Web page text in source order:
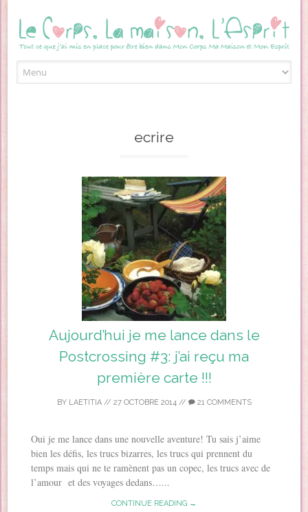
ecrire
Aujourd’hui je me lance dans le
Postcrossing #3: j’ai reçu ma
première carte !!!
BY LAETITIA// 27 OCTOBRE 2014 // 21 COMMENTS
Oui je me lance dans une nouvelle aventure! Tu sais j’aime
bien les défis, les trucs bizarres, les trucs qui prennent du
temps mais qui ne te ramènent pas un copec, les trucs avec de
l’amour et des voyages dedans…...
CONTINUE READING →